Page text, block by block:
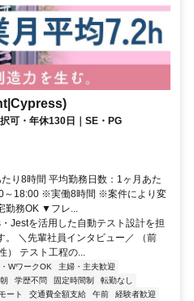
可・年休130日｜SE・PG
り8時間 平均勤務日数：1ヶ月あた
～18:00 ※実働8時間 ※案件により変
勤務OK ▼フレ...
Jestを活用した自動テスト設計を担
。 ＼先輩社員インタビュー／ （前
） テスト工程の...
WワークOK
主婦・主夫歓迎
学歴不問 固定時間制
転勤なし
ート 交通費全額支給 午前
経験者歓迎